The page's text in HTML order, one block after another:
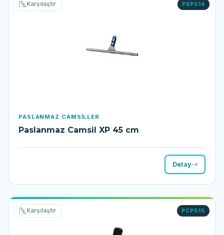
PXP514
Karşılaştır
PASLANMAZ CAMSILLER
Paslanmaz Camsil XP 45 cm
Detay
PCP515
Karşılaştır